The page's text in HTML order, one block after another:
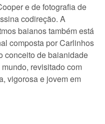
e de fotografia de
codireção. A
baianos também está
composta por Carlinhos
conceito de baianidade
revisitado com
vigorosa e jovem em